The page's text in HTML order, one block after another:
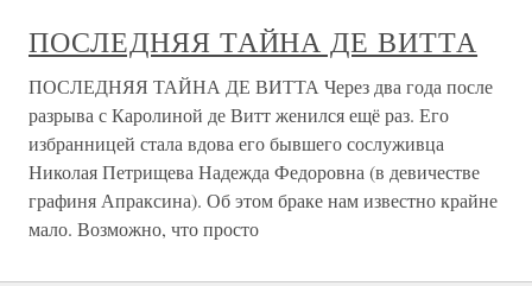
ПОСЛЕДНЯЯ ТАЙНА ДЕ ВИТТА
ПОСЛЕДНЯЯ ТАЙНА ДЕ ВИТТА Через два года после
разрыва с Каролиной де Витт женился ещё раз. Его
избранницей стала вдова его бывшего сослуживца
Николая Петрищева Надежда Федоровна (в девичестве
графиня Апраксина). Об этом браке нам известно крайне
мало. Возможно, что просто